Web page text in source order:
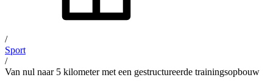
/
Sport
/
Van nul naar 5 kilometer met een gestructureerde trainingsopbouw